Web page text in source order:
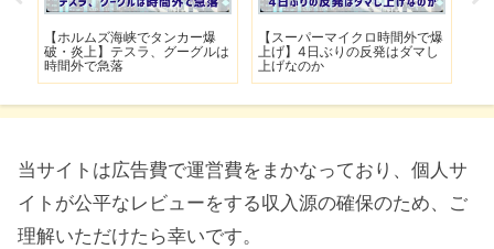
【ホルムズ海峡でタンカー爆
破・炎上】テスラ、グーグルは
時間外で急落
【スーパーマイクロ時間外で爆
上げ】4日ぶりの反発はダマし
上げなのか
当サイトは広告費で運営費をまかなっており、個人サ
イトが公平なレビューをする収入源の確保のため、ご
理解いただけたら幸いです。